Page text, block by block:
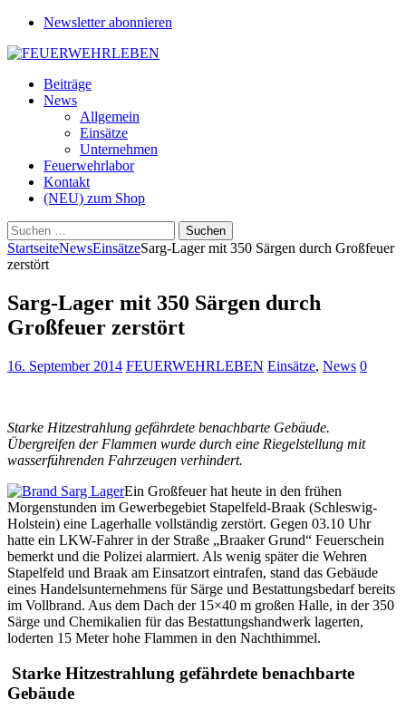
Newsletter abonnieren
Beiträge
News
Allgemein
Einsätze
Unternehmen
Feuerwehrlabor
Kontakt
(NEU) zum Shop
Suchen
nach:
StartseiteNewsEinsätzeSarg-Lager mit 350 Särgen durch Großfeuer
zerstört
Sarg-Lager mit 350 Särgen durch
Großfeuer zerstört
16. September 2014 FEUERWEHRLEBEN Einsätze, News 0
Starke Hitzestrahlung gefährdete benachbarte Gebäude.
Übergreifen der Flammen wurde durch eine Riegelstellung mit
wasserführenden Fahrzeugen verhindert.
Ein Großfeuer hat heute in den frühen
Morgenstunden im Gewerbegebiet Stapelfeld-Braak (Schleswig-
Holstein) eine Lagerhalle vollständig zerstört. Gegen 03.10 Uhr
hatte ein LKW-Fahrer in der Straße „Braaker Grund“ Feuerschein
bemerkt und die Polizei alarmiert. Als wenig später die Wehren
Stapelfeld und Braak am Einsatzort eintrafen, stand das Gebäude
eines Handelsunternehmens für Särge und Bestattungsbedarf bereits
im Vollbrand. Aus dem Dach der 15×40 m großen Halle, in der 350
Särge und Chemikalien für das Bestattungshandwerk lagerten,
loderten 15 Meter hohe Flammen in den Nachthimmel.
Starke Hitzestrahlung gefährdete benachbarte
Gebäude